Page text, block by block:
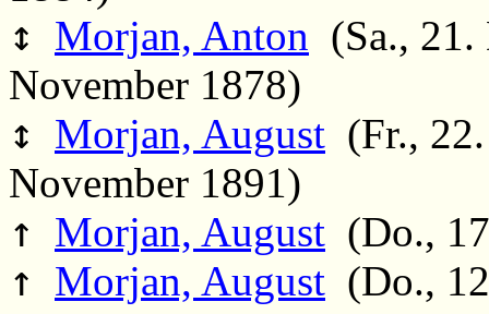
↕ Morjan, Anton (Sa.,
November 1878)
↕ Morjan, August (Fr.,
November 1891)
↑ Morjan, August (Do.,
↑ Morjan, August (Do.,